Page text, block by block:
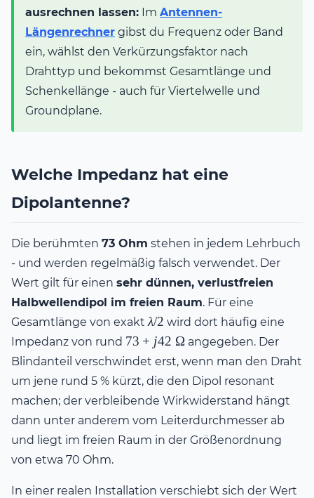
ausrechnen lassen: Im Antennen-
Längenrechner gibst du Frequenz oder Band
ein, wählst den Verkürzungsfaktor nach
Drahttyp und bekommst Gesamtlänge und
Schenkellänge - auch für Viertelwelle und
Groundplane.
Welche Impedanz hat eine
Dipolantenne?
Die berühmten 73 Ohm stehen in jedem Lehrbuch
- und werden regelmäßig falsch verwendet. Der
Wert gilt für einen sehr dünnen, verlustfreien
Halbwellendipol im freien Raum. Für eine
Gesamtlänge von exakt\lambda/2
λ/2 wird dort häufig eine
Impedanz von rund 73 +
j42\
\Omega
73 + j42 Ωangegeben. Der
Blindanteil verschwindet erst, wenn man den Draht
um jene rund 5 % kürzt, die den Dipol resonant
machen; der verbleibende Wirkwiderstand hängt
dann unter anderem vom Leiterdurchmesser ab
und liegt im freien Raum in der Größenordnung
von etwa 70 Ohm.
In einer realen Installation verschiebt sich der Wert